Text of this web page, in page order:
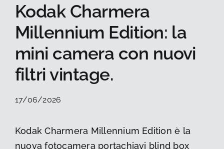
Audio
Droni
Kodak Charmera
Millennium Edition: la
mini camera con nuovi
filtri vintage.
17/06/2026
Kodak Charmera Millennium Edition è la
nuova fotocamera portachiavi blind box